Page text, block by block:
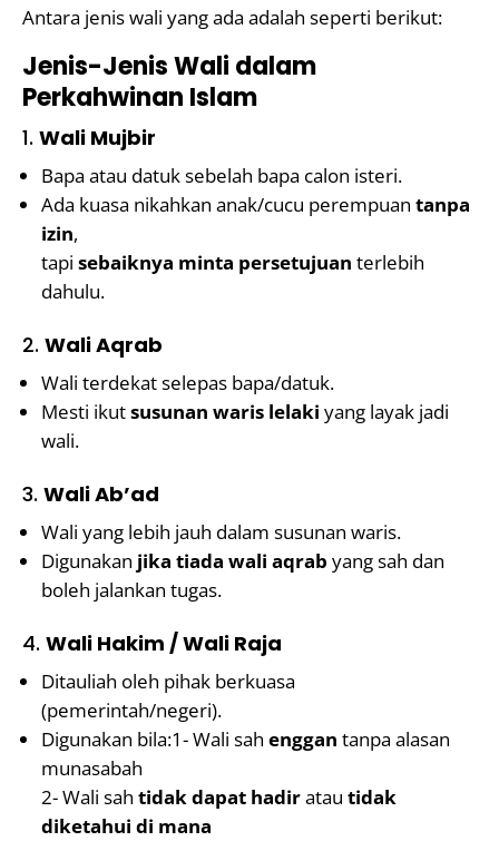
Antara jenis wali yang ada adalah seperti berikut:
Jenis-Jenis Wali dalam
Perkahwinan Islam
1. Wali Mujbir
Bapa atau datuk sebelah bapa calon isteri.
Ada kuasa nikahkan anak/cucu perempuan tanpa
izin,
tapi sebaiknya minta persetujuan terlebih
dahulu.
2. Wali Aqrab
Wali terdekat selepas bapa/datuk.
Mesti ikutsusunan waris lelaki yang layak jadi
wali.
3. Wali Ab’ad
Wali yang lebih jauh dalam susunan waris.
Digunakan jika tiada wali aqrab yang sah dan
boleh jalankan tugas.
4. Wali Hakim / Wali Raja
Ditauliah oleh pihak berkuasa
(pemerintah/negeri).
Digunakan bila:1- Wali sah enggan tanpa alasan
munasabah
2- Wali sah tidak dapat hadiratau tidak
diketahui di mana